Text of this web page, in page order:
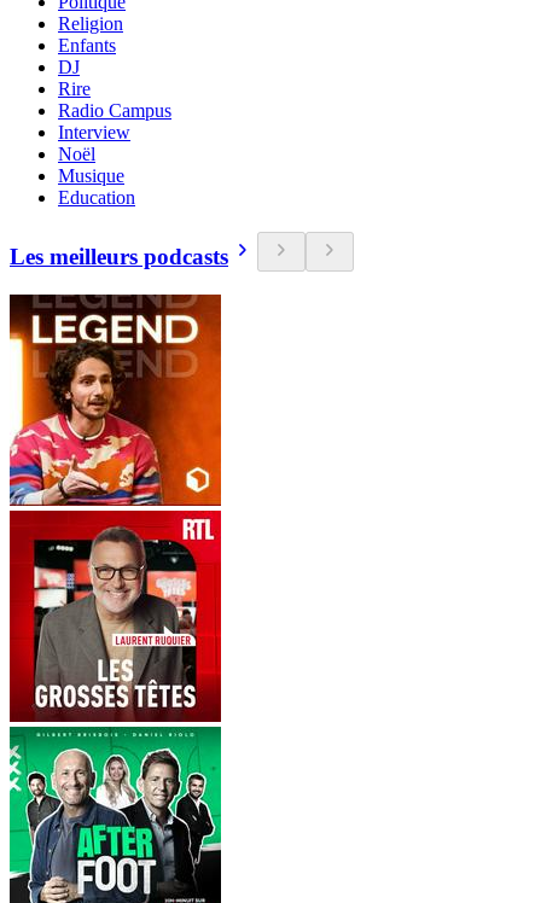
Religion
Enfants
DJ
Rire
Radio Campus
Interview
Noël
Musique
Education
Les meilleurs podcasts